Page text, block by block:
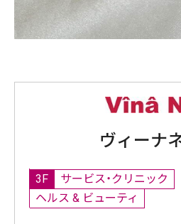
ヴィーナ
3F
サービス・クリニック
ヘルス & ビューティ